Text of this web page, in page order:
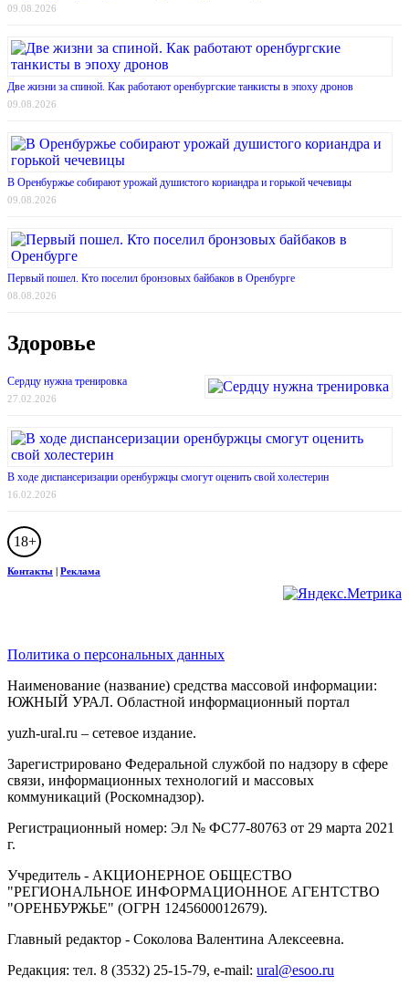
09.08.2026
Две жизни за спиной. Как работают оренбургские танкисты в эпоху дронов
09.08.2026
В Оренбуржье собирают урожай душистого кориандра и горькой чечевицы
09.08.2026
Первый пошел. Кто поселил бронзовых байбаков в Оренбурге
08.08.2026
Здоровье
Сердцу нужна тренировка
27.02.2026
В ходе диспансеризации оренбуржцы смогут оценить свой холестерин
16.02.2026
18+
Контакты Реклама
Политика о персональных данных
Наименование (название) средства массовой информации:
ЮЖНЫЙ УРАЛ. Областной информационный портал
yuzh-ural.ru – сетевое издание.
Зарегистрировано Федеральной службой по надзору в сфере
связи, информационных технологий и массовых
коммуникаций (Роскомнадзор).
Регистрационный номер: Эл № ФС77-80763 от 29 марта 2021
г.
Учредитель - АКЦИОНЕРНОЕ ОБЩЕСТВО
"РЕГИОНАЛЬНОЕ ИНФОРМАЦИОННОЕ АГЕНТСТВО
"ОРЕНБУРЖЬЕ" (ОГРН 1245600012679).
Главный редактор - Соколова Валентина Алексеевна.
Редакция: тел. 8 (3532) 25-15-79, e-mail: ural@esoo.ru